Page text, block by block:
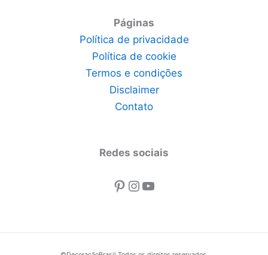
Páginas
Política de privacidade
Política de cookie
Termos e condições
Disclaimer
Contato
Redes sociais
Pinterest
Instagram
Youtube